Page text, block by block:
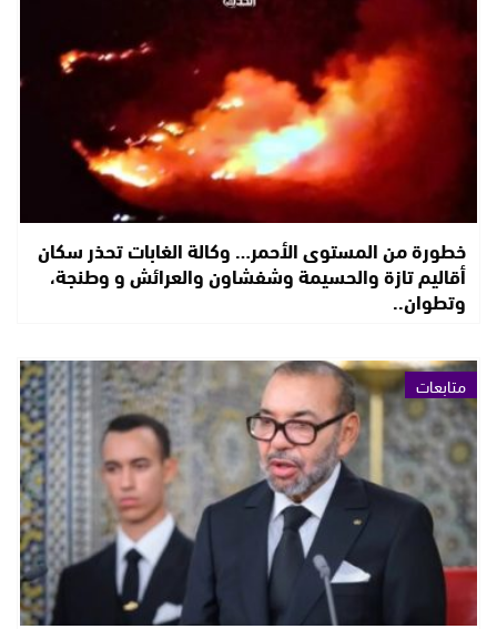
خطورة من المستوى الأحمر… وكالة الغابات تحذر سكان
أقاليم تازة والحسيمة وشفشاون والعرائش و وطنجة،
وتطوان..
متابعات